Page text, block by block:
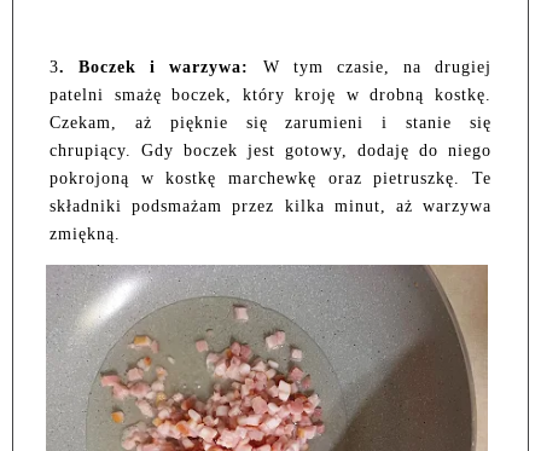
3. Boczek i warzywa:
W tym czasie, na drugiej
patelni smażę boczek, który kroję w drobną kostkę.
Czekam, aż pięknie się zarumieni i stanie się
chrupiący. Gdy boczek jest gotowy, dodaję do niego
pokrojoną w kostkę marchewkę oraz pietruszkę. Te
składniki podsmażam przez kilka minut, aż warzywa
zmiękną.